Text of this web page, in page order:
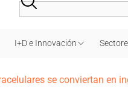
I+D e Innovación
se conviertan en